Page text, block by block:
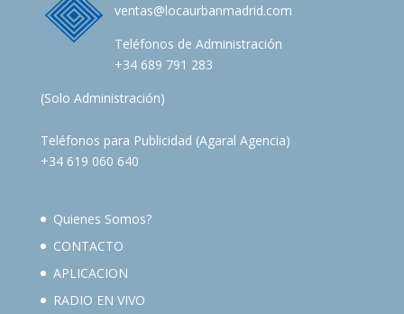
ventas@locaurbanmadrid.com
Teléfonos de Administración
+34 689 791 283
(Solo Administración)
Teléfonos para Publicidad (Agaral Agencia)
+34 619 060 640
Quienes Somos?
CONTACTO
APLICACION
RADIO EN VIVO